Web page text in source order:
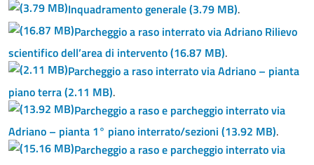
Inquadramento generale(3.79 MB).
Parcheggio a raso interrato via Adriano Rilievo
scientifico dell’area di intervento(16.87 MB).
Parcheggio a raso interrato via Adriano – pianta
piano terra(2.11 MB).
Parcheggio a raso e parcheggio interrato via
Adriano – pianta 1° piano interrato/sezioni (13.92 MB).
Parcheggio a raso e parcheggio interrato via